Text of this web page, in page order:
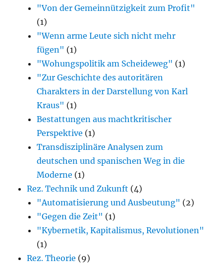
"Von der Gemeinnützigkeit zum Profit"
(1)
"Wenn arme Leute sich nicht mehr
fügen" (1)
"Wohungspolitik am Scheideweg" (1)
"Zur Geschichte des autoritären
Charakters in der Darstellung von Karl
Kraus" (1)
Bestattungen aus machtkritischer
Perspektive (1)
Transdisziplinäre Analysen zum
deutschen und spanischen Weg in die
Moderne (1)
Rez. Technik und Zukunft (4)
"Automatisierung und Ausbeutung" (2)
"Gegen die Zeit" (1)
"Kybernetik, Kapitalismus, Revolutionen"
(1)
Rez. Theorie (9)